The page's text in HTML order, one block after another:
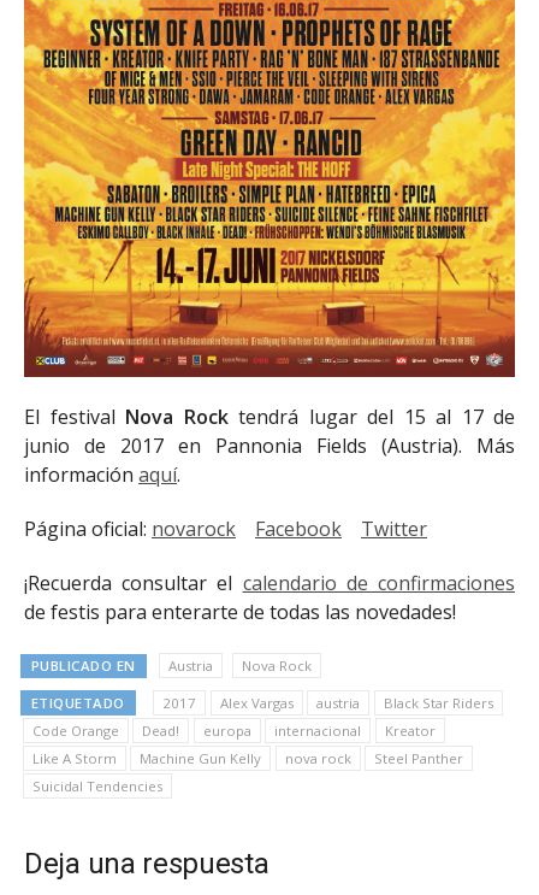
El festival Nova Rocktendrá lugar del 15 al 17 de
junio de 2017 en Pannonia Fields (Austria). Más
información aquí.
Página oficial: novarock Facebook Twitter
¡Recuerda consultar el calendario de confirmaciones
de festis para enterarte de todas las novedades!
PUBLICADO EN Austria Nova Rock
ETIQUETADO 2017 Alex Vargas austria
Black Star Riders
Code Orange
Dead! europa internacional
Kreator
Like A Storm
Machine Gun Kelly nova rock
Steel Panther
Suicidal Tendencies
Deja una respuesta